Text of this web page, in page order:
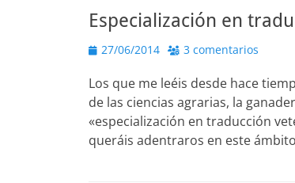
Especialización en
Publicado
27/06/2014 3 comentarios
Los que me leéis desde hace
de las ciencias agrarias, la
«especialización en traducción
queráis adentraros en este